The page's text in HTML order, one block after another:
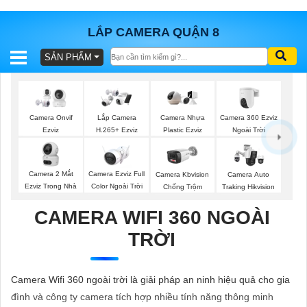
LẮP CAMERA QUẬN 8
BÁO
TRỌN
GÓI
SẢN
LẮP
SẢN PHẨM
Camera Onvif
Ezviz
Lắp Camera
H.265+ Ezviz
Camera Nhựa
Plastic Ezviz
Camera 360 Ezviz
Ngoài Trời
Camera 2 Mắt
Ezviz Trong Nhà
Camera Ezviz Full
Color Ngoài Trời
Camera Kbvision
Chống Trộm
Camera Auto
Traking Hikvision
CAMERA WIFI 360 NGOÀI
TRỜI
Camera Wifi 360 ngoài trời là giải pháp an ninh hiệu quả cho gia
đình và công ty camera tích hợp nhiều tính năng thông minh